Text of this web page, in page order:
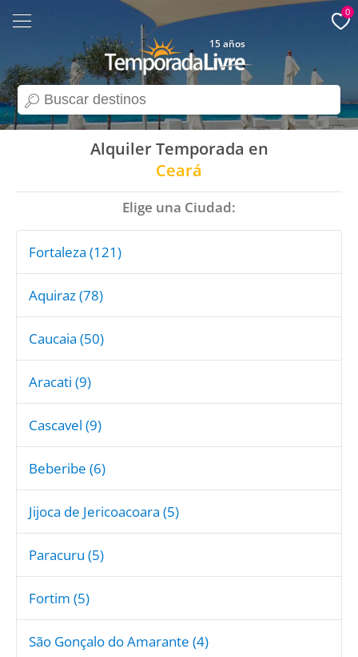
search
15 años
0
Alquiler Temporada en
Ceará
Elige una Ciudad:
Fortaleza (121)
Aquiraz (78)
Caucaia (50)
Aracati (9)
Cascavel (9)
Beberibe (6)
Jijoca de Jericoacoara (5)
Paracuru (5)
Fortim (5)
São Gonçalo do Amarante (4)